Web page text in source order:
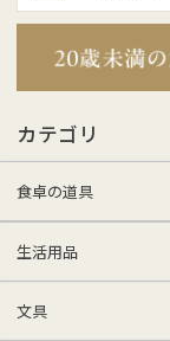
カテゴリ
食卓の道具
生活用品
文具